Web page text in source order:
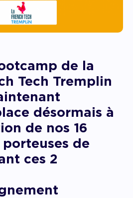
de la
Tech Tremplin
désormais à
de nos 16
de
ces 2